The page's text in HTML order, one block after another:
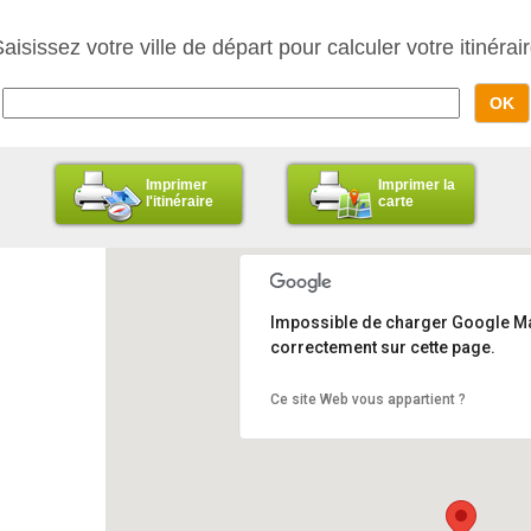
votre ville de départ pour calculer votre
Imprimer
l'itinéraire
Imprimer la
carte
Impossible de charger Google
correctement sur cette page.
Ce site Web vous appartient ?